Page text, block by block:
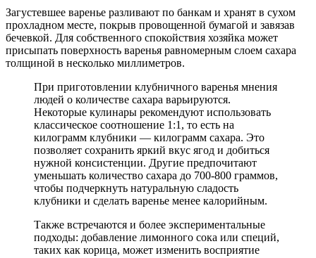
Загустевшее варенье разливают по банкам и хранят в сухом
прохладном месте, покрыв провощенной бумагой и завязав
бечевкой. Для собственного спокойствия хозяйка может
присыпать поверхность варенья равномерным слоем сахара
толщиной в несколько миллиметров.
При приготовлении клубничного варенья мнения
людей о количестве сахара варьируются.
Некоторые кулинары рекомендуют использовать
классическое соотношение 1:1, то есть на
килограмм клубники — килограмм сахара. Это
позволяет сохранить яркий вкус ягод и добиться
нужной консистенции. Другие предпочитают
уменьшать количество сахара до 700-800 граммов,
чтобы подчеркнуть натуральную сладость
клубники и сделать варенье менее калорийным.
Также встречаются и более экспериментальные
подходы: добавление лимонного сока или специй,
таких как корица, может изменить восприятие